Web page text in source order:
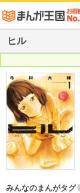
ヒル
みんなのまんがタグ